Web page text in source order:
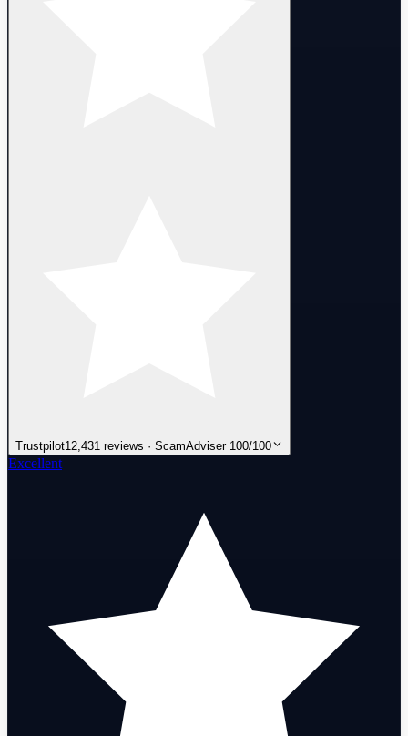
Trustpilot12,431 reviews · ScamAdviser 100/100
Excellent